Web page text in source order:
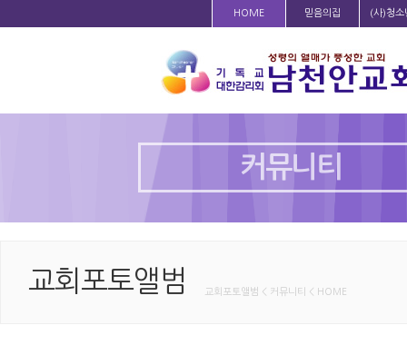
HOME 믿음의집 (사)청소
커뮤니티
교회포토앨범 교회포토앨범 < 커뮤니티 < HOME